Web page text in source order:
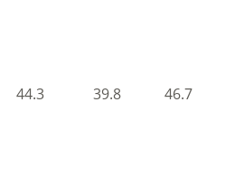
44.3 39.8 46.7